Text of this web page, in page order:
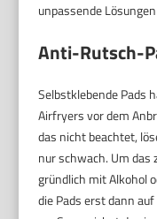
unpassende
Anti-Rutsch-
Selbstklebende Pads
Airfryers vor dem
das nicht beachtet,
nur schwach. Um das
gründlich mit Alkohol
die Pads erst dann